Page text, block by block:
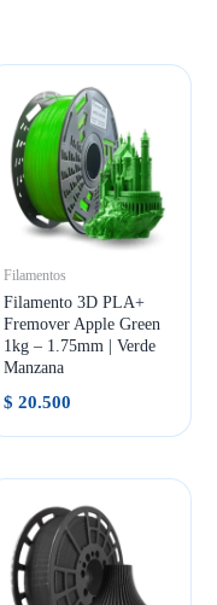
Filamentos
Filamento 3D PLA+
Fremover Apple Green
1kg – 1.75mm | Verde
Manzana
$ 20.500